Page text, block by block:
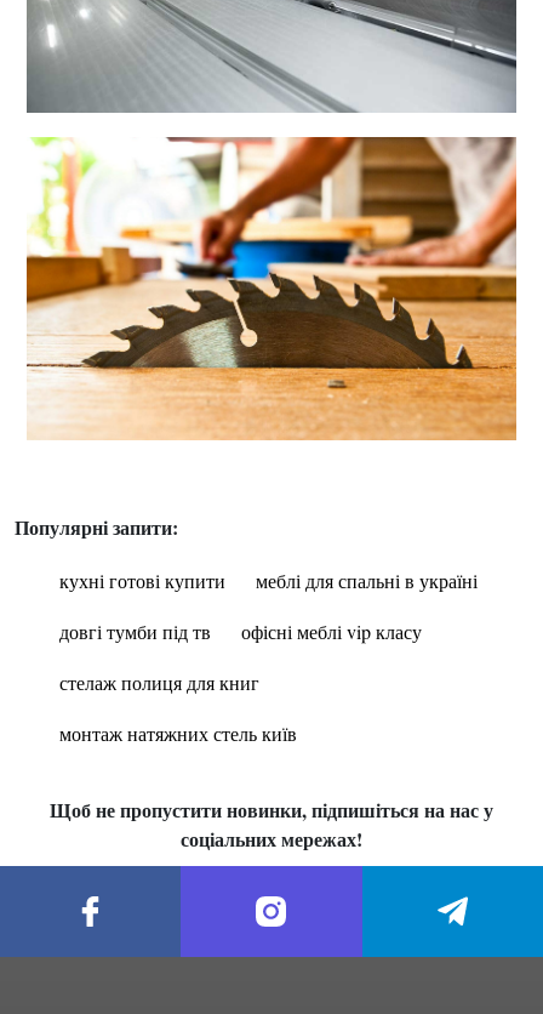
Популярні запити:
кухні готові купити
меблі для спальні в україні
довгі тумби під тв
офісні меблі vip класу
стелаж полиця для книг
монтаж натяжних стель київ
Щоб не пропустити новинки, підпишіться на нас у
соціальних мережах!